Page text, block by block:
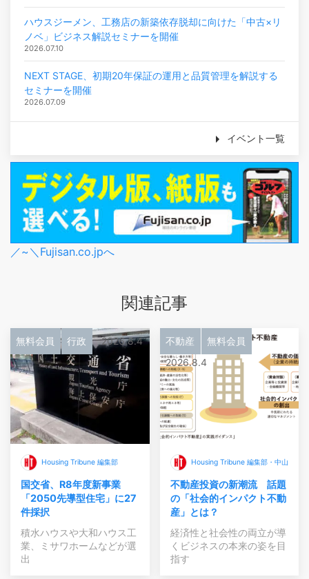
ハウスジーメン、工務店の新築依存脱却に向けた「中古×リ
ノベ」ビジネス解説セミナーを開催
2026.07.10
NEXT STAGE、初期20年保証の運用と品質管理を解説する
セミナーを開催
2026.07.09
イベント一覧
／~＼Fujisan.co.jpへ
関連記事
無料会員 行政 2026.8.4
Housing Tribune 編集部
国交省、R8年度新事業
「2050先導型住宅」に27
件採択
積水ハウスや大和ハウス工
業、ミサワホームなどが選
出
不動産
無料会員
2026.8.4
Housing Tribune 編集部・中山
不動産投資の新潮流 話題
の「社会的インパクト不動
産」とは？
経済性と社会性の両立が導
くビジネスの本来の姿を目
指す